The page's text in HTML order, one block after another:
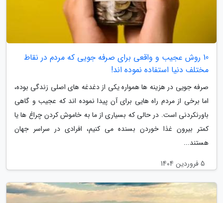
10 روش عجیب و واقعی برای صرفه جویی که مردم در نقاط
مختلف دنیا استفاده نموده اند!
صرفه جویی در هزینه ها همواره یکی از دغدغه های اصلی زندگی بوده،
اما برخی از مردم راه هایی برای آن پیدا نموده اند که عجیب و گاهی
باورنکردنی است. در حالی که بسیاری از ما به خاموش کردن چراغ ها یا
کمتر بیرون غذا خوردن بسنده می کنیم، افرادی در سراسر جهان
هستند...
5 فروردین 1404